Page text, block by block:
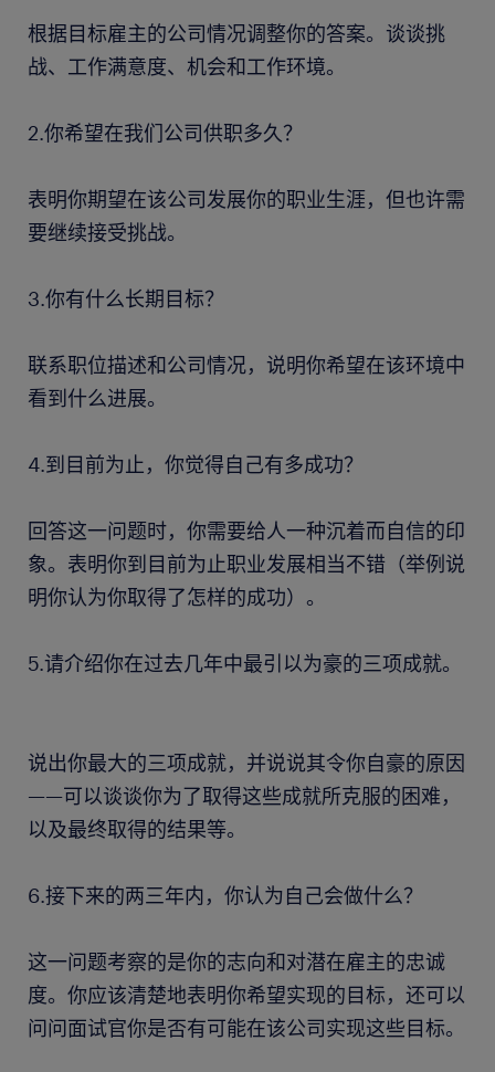
根据目标雇主的公司情况调整你的答案。谈谈挑
战、工作满意度、机会和工作环境。
2.你希望在我们公司供职多久？
表明你期望在该公司发展你的职业生涯，但也许需
要继续接受挑战。
3.你有什么长期目标？
联系职位描述和公司情况，说明你希望在该环境中
看到什么进展。
4.到目前为止，你觉得自己有多成功？
回答这一问题时，你需要给人一种沉着而自信的印
象。表明你到目前为止职业发展相当不错（举例说
明你认为你取得了怎样的成功）。
5.请介绍你在过去几年中最引以为豪的三项成就。
说出你最大的三项成就，并说说其令你自豪的原因
——可以谈谈你为了取得这些成就所克服的困难，
以及最终取得的结果等。
6.接下来的两三年内，你认为自己会做什么？
这一问题考察的是你的志向和对潜在雇主的忠诚
度。你应该清楚地表明你希望实现的目标，还可以
问问面试官你是否有可能在该公司实现这些目标。